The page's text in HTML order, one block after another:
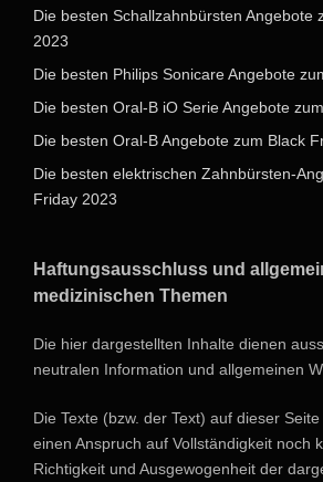
Die besten Schallzahnbürsten Angebote
2023
Die besten Philips Sonicare Angebote
Die besten Oral-B iO Serie Angebote
Die besten Oral-B Angebote zum Black
Die besten elektrischen Zahnbürsten-
Friday 2023
Haftungsausschluss und
medizinischen Themen
Die hier dargestellten Inhalte dienen
neutralen Information und allgemeinen
Die Texte (bzw. der Text) auf dieser
einen Anspruch auf Vollständigkeit noch
Richtigkeit und Ausgewogenheit der